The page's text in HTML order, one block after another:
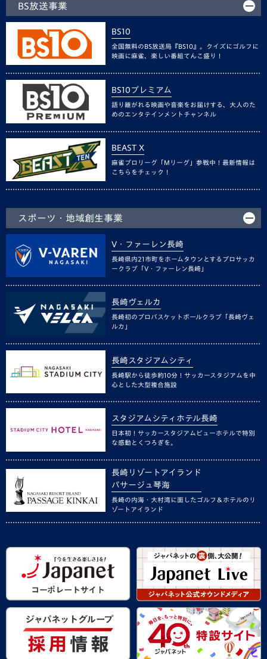
BS放送事業
BS10
全国無料のBS放送局『BS10』。クイズにゴルフに
映画に麻雀、楽しい番組てんこ盛り！
BS10プレミアム
語り継がれる映画や音楽をお届けする、大人のた
めのエンタテインメントチャンネル
BEAST X
麻雀プロリーグ「Mリーグ」参戦中！最新情報は
こちらをチェック！
スポーツ・地域創生事業
V・ファーレン長崎
長崎県内21市町をホームタウンとするプロサッカ
ークラブ「V・ファーレン長崎」
長崎ヴェルカ
長崎初のプロバスケットボールクラブ「長崎ヴェ
ルカ」
長崎スタジアムシティ
長崎駅から徒歩約10分！サッカースタジアムを中
心とした大型複合施設
スタジアムシティホテル長崎
日本初！サッカースタジアムビューホテルで特別
な感動とくつろぎを。
長崎リゾートアイランド
パサージュ琴海
長崎の内海・大村湾に面したゴルフ＆ホテルのリ
ゾートアイランド